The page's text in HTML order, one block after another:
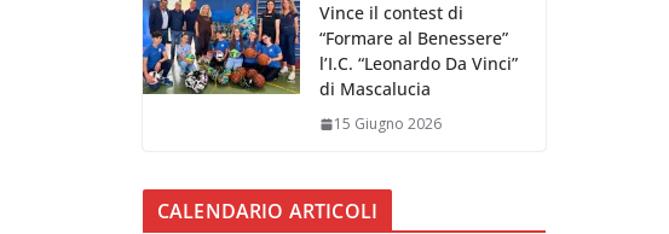
Vince il contest di
“Formare al Benessere”
l’I.C. “Leonardo Da Vinci”
di Mascalucia
15 Giugno 2026
CALENDARIO ARTICOLI